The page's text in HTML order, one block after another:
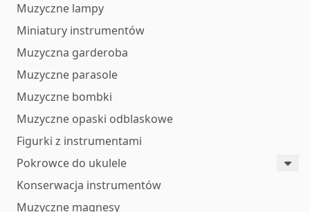
Muzyczne lampy
Miniatury instrumentów
Muzyczna garderoba
Muzyczne parasole
Muzyczne bombki
Muzyczne opaski odblaskowe
Figurki z instrumentami
Pokrowce do ukulele
Konserwacja instrumentów
Muzyczne magnesy